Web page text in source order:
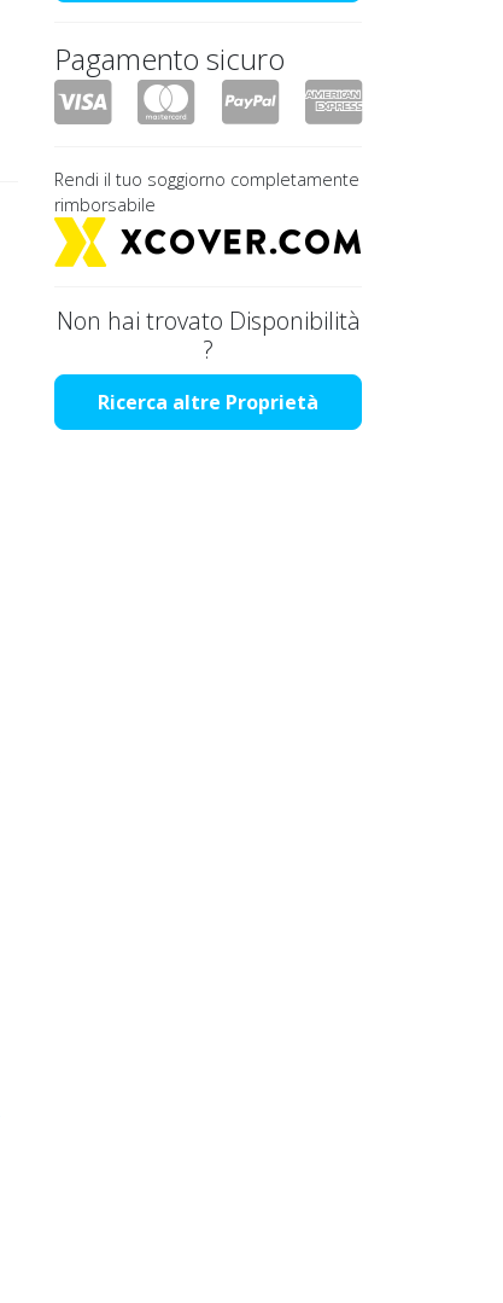
Pagamento sicuro
Rendi il tuo soggiorno completamente
rimborsabile
Non hai trovato Disponibilità
?
Ricerca altre Proprietà